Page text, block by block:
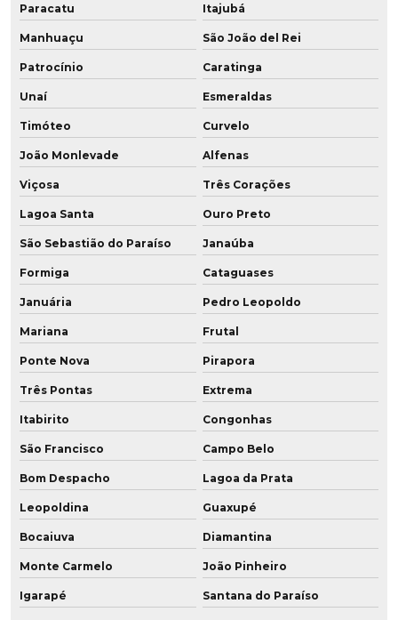
Indústria de poliuretano
Onde comprar buchas de poliuretano
Onde comprar chapas de poliuretano
Peças automotivas em poliuretano
Peças especiais em poliuretano
Peças em poliuretano expandido
Peças em pu
Peças em resina de poliuretano
Peças técnicas em pu
Peças usinadas em pu
Perfil para mineração
Placa de poliuretano
Placa de poliuretano 5mm
Placa de poliuretano onde comprar
Paracatu Itajubá
Manhuaçu São João del Rei
Patrocínio Caratinga
Unaí Esmeraldas
Timóteo Curvelo
João Monlevade Alfenas
Viçosa Três Corações
Lagoa Santa Ouro Preto
São Sebastião do Paraíso Janaúba
Formiga Cataguases
Januária Pedro Leopoldo
Mariana Frutal
Ponte Nova Pirapora
Três Pontas Extrema
Itabirito Congonhas
São Francisco Campo Belo
Bom Despacho Lagoa da Prata
Leopoldina Guaxupé
Bocaiuva Diamantina
Monte Carmelo João Pinheiro
Igarapé Santana do Paraíso